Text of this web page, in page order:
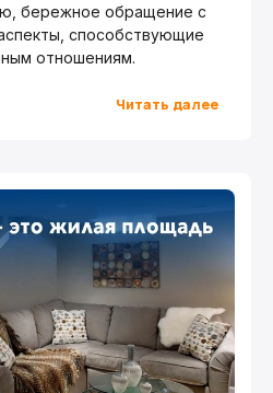
бережное обращение с
способствующие
отношениям.
Читать далее